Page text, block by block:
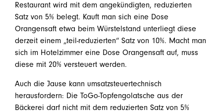
Restaurant wird mit dem angekündigten, reduzierten
Satz von 5% belegt. Kauft man sich eine Dose
Orangensaft etwa beim Würstelstand unterliegt diese
derzeit einem „teil-reduzierten“ Satz von 10%. Macht man
sich im Hotelzimmer eine Dose Orangensaft auf, muss
diese mit 20% versteuert werden.
Auch die Jause kann umsatzsteuertechnisch
herausfordern: Die ToGo-Topfengolatsche aus der
Bäckerei darf nicht mit dem reduzierten Satz von 5%